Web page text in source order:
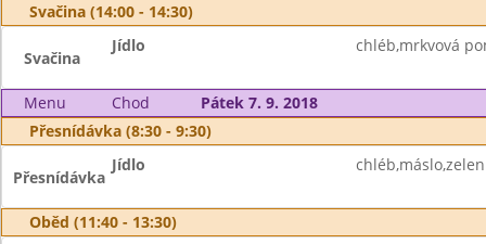
Svačina (14:00 - 14:30)
Svačina
Jídlo chléb,mrkvová
Menu Chod
Pátek 7. 9. 2018
Přesnídávka (8:30 - 9:30)
Přesnídávka
Jídlo
Oběd (11:40 - 13:30)